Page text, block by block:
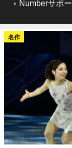
Numberサポ
名作